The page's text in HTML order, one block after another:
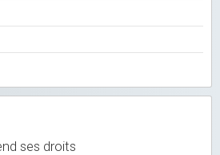
ses droits